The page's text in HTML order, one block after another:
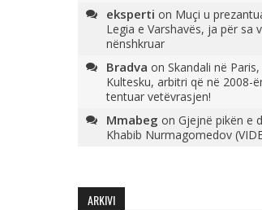
eksperti on Muçi u
Legia e Varshavës, ja për sa
nënshkruar
Bradva on Skandali në Paris,
Kultesku, arbitri që në 2008-
tentuar vetëvrasjen!
Mmabeg on Gjejnë pikën e
Khabib Nurmagomedov
ARKIVI